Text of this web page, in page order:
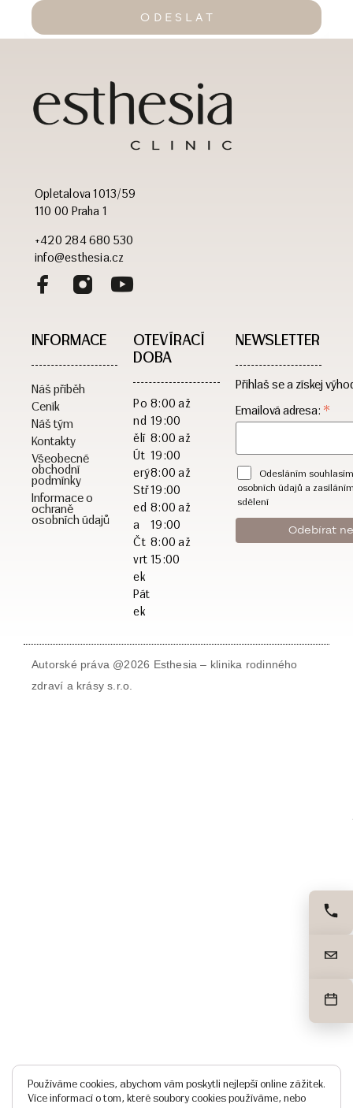
Opletalova 1013/59
110 00 Praha 1
+420 284 680 530
info@esthesia.cz
INFORMACE
Náš příběh
Ceník
Náš tým
Kontakty
Všeobecné
obchodní
podmínky
Informace o
ochraně
osobních údajů
OTEVÍRACÍ
DOBA​
Po
nd
ělí
Út
erý
Stř
ed
a
Čt
vrt
ek
Pát
ek
8:00 až
19:00
8:00 až
19:00
8:00 až
19:00
8:00 až
19:00
8:00 až
15:00
NEWSLETTER
Přihlaš se a získej
Emailová adresa: *
Odesláním
osobních údajů a
sdělení
Autorské práva @2026 Esthesia – klinika rodinného
zdraví a krásy s.r.o.
Používáme cookies, abychom vám poskytli nejlepší online zážitek.
Více informací o tom, které soubory cookies používáme, nebo